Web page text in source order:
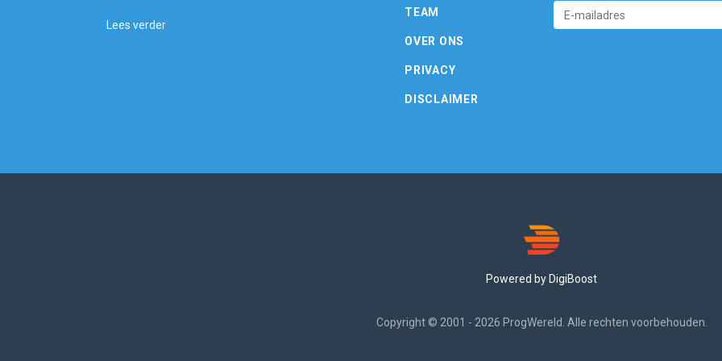
Lees verder
TEAM
OVER ONS
PRIVACY
DISCLAIMER
Powered by DigiBoost
Copyright © 2001 - 2026 ProgWereld. Alle rechten voorbehouden.